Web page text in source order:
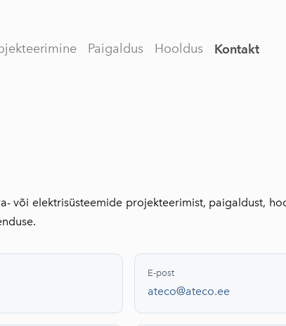
Paigaldus Hooldus Kontakt
või elektrisüsteemide projekteerimist, paigaldust,
E-post
ateco@ateco.ee